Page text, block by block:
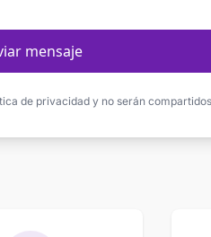
mensaje
de privacidad y no serán